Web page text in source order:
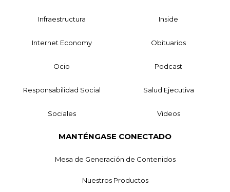
Infraestructura Inside
Internet Economy Obituarios
Ocio Podcast
Responsabilidad Social Salud Ejecutiva
Sociales Videos
MANTÉNGASE CONECTADO
Mesa de Generación de Contenidos
Nuestros Productos